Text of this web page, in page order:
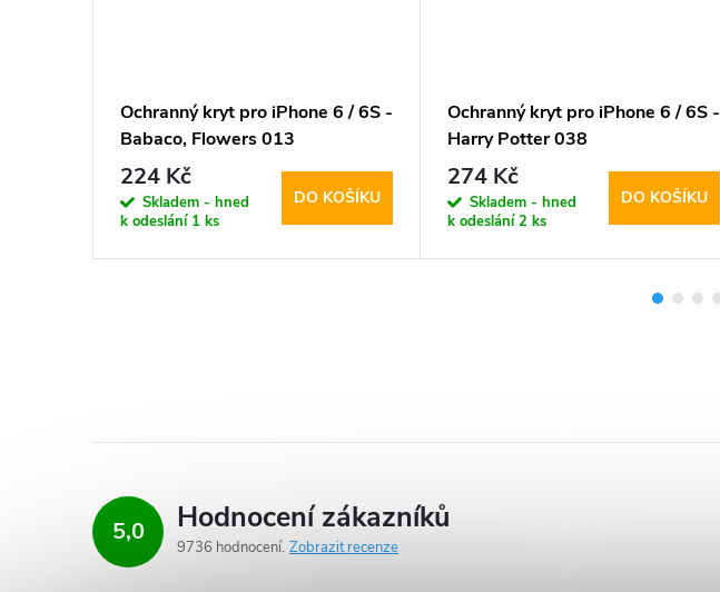
Ochranný kryt pro iPhone 6 / 6S -
Babaco, Flowers 013
Transparent
224 Kč
Skladem - hned
k odeslání 1 ks
DO KOŠÍKU
Ochranný kryt pro iPhone 6 / 6S -
Harry Potter 038
274 Kč
Skladem - hned
k odeslání2 ks
DO KOŠÍKU
5,0 Hodnocení zákazníků
9736 hodnocení Zobrazit recenze